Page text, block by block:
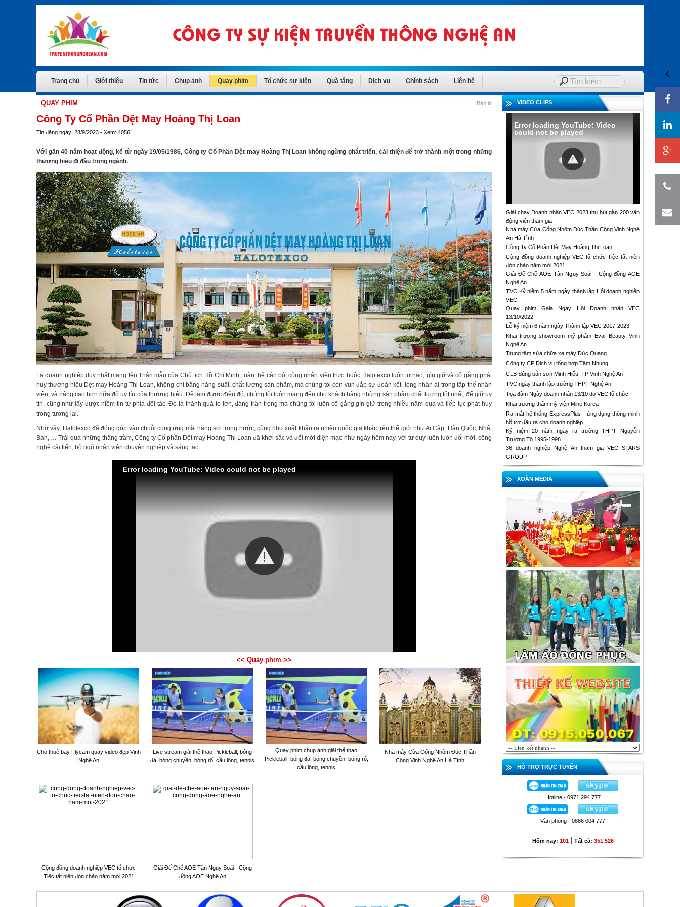
Trang chủ Giới thiệu Tin tức Chụp ảnh Quay phim Tổ chức sự kiện Quà tặng Dịch vụ Chính sách Liên hệ
QUAY PHIM Bản in
Công Ty Cổ Phần Dệt May Hoàng Thị Loan
Tin đăng ngày: 28/9/2023 - Xem: 4056
Với gần 40 năm hoạt động, kể từ ngày 19/05/1986, Công ty Cổ Phần Dệt may Hoàng Thị Loan không ngừng phát triển, cải thiện để trở thành một trong những
thương hiệu đi đầu trong ngành.
Là doanh nghiệp duy nhất mang tên Thân mẫu của Chủ tịch Hồ Chí Minh, toàn thể cán bộ, công nhân viên trực thuộc Halotexco luôn tự hào, gìn giữ và cố gắng phát
huy thương hiệu Dệt may Hoàng Thị Loan, không chỉ bằng năng suất, chất lượng sản phẩm, mà chúng tôi còn vun đắp sự đoàn kết, lòng nhân ái trong tập thể nhân
viên, và nâng cao hơn nữa độ uy tín của thương hiệu. Để làm được điều đó, chúng tôi luôn mang đến cho khách hàng những sản phẩm chất lượng tốt nhất, để giữ uy
tín, cũng như lấy được niềm tin từ phía đối tác. Đó là thành quả to lớn, đáng trân trọng mà chúng tôi luôn cố gắng gìn giữ trong nhiều năm qua và tiếp tục phát huy
trong tương lai.
Nhờ vậy, Halotexco đã đóng góp vào chuỗi cung ứng mặt hàng sợi trong nước, cũng như xuất khẩu ra nhiều quốc gia khác trên thế giới như Ai Cập, Hàn Quốc, Nhật
Bản, … Trải qua những thăng trầm, Công ty Cổ phần Dệt may Hoàng Thị Loan đã khởi sắc và đổi mới diện mạo như ngày hôm nay, với tư duy luôn luôn đổi mới, công
nghệ cải tiến, bộ ngũ nhân viên chuyên nghiệp và sáng tạo.
Error loading YouTube: Video could not be played
<< Quay phim >>
Cho thuê bay Flycam quay video đẹp Vinh
Nghệ An
Live stream giải thể thao Pickleball, bóng
đá, bóng chuyền, bóng rổ, cầu lông, tennis
Quay phim chụp ảnh giải thể thao
Pickleball, bóng đá, bóng chuyền, bóng rổ,
cầu lông, tennis
Nhà máy Cửa Cổng Nhôm Đúc Thần
Công Vinh Nghệ An Hà Tĩnh
Cộng đồng doanh nghiệp VEC tổ chức
Tiệc tất niên đón chào năm mới 2021
Giải Đế Chế AOE Tân Nguy Soái - Cộng
đồng AOE Nghệ An
VIDEO CLIPS
Error loading YouTube: Video
could not be played
Giải chạy Doanh nhân VEC 2023 thu hút gần 200 vận
động viên tham gia
Nhà máy Cửa Cổng Nhôm Đúc Thần Công Vinh Nghệ
An Hà Tĩnh
Công Ty Cổ Phần Dệt May Hoàng Thị Loan
Cộng đồng doanh nghiệp VEC tổ chức Tiệc tất niên
đón chào năm mới 2021
Giải Đế Chế AOE Tân Nguy Soái - Cộng đồng AOE
Nghệ An
TVC Kỷ niệm 5 năm ngày thành lập Hội doanh nghiệp
VEC
Quay phim Gala Ngày Hội Doanh nhân VEC
13/10/2022
Lễ kỷ niệm 6 năm ngày Thành lập VEC 2017-2023
Khai trương showroom mỹ phẩm Evar Beauty Vinh
Nghệ An
Trung tâm sửa chữa xe máy Đức Quang
Công ty CP Dịch vụ tổng hợp Tâm Nhung
CLB Súng bắn sơn Minh Hiếu, TP Vinh Nghệ An
TVC ngày thành lập trường THPT Nghệ An
Tọa đàm Ngày doanh nhân 13/10 do VEC tổ chức
Khai trương thẩm mỹ viện Mine Korea
Ra mắt hệ thống ExpressPlus - ứng dụng thông minh
hỗ trợ đầu ra cho doanh nghiệp
Kỷ niệm 20 năm ngày ra trường THPT Nguyễn
Trường Tộ 1995-1998
36 doanh nghiệp Nghệ An tham gia VEC STARS
GROUP
XOĂN MEDIA
HỖ TRỢ TRỰC TUYẾN
Hotline - 0971 294 777
Văn phòng - 0886 004 777
Hôm nay: 101| Tất cả: 351,526